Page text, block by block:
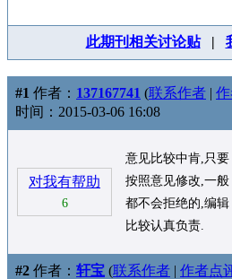
此期刊相关讨论贴|
#1 作者： 137167741 (联系作者 |
时间：2015-03-06 16:08
对我有帮助
6
意见比较中肯,只要
按照意见修改,一般
都不会拒绝的,编辑
比较认真负责.
#2 作者： 轩宝 (联系作者 | 作者点